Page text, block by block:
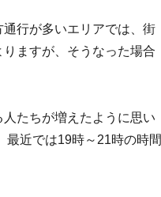
通行が多いエリアでは、街
ますが、そうなった場合
たちが増えたように思い
最近では19時～21時の時間